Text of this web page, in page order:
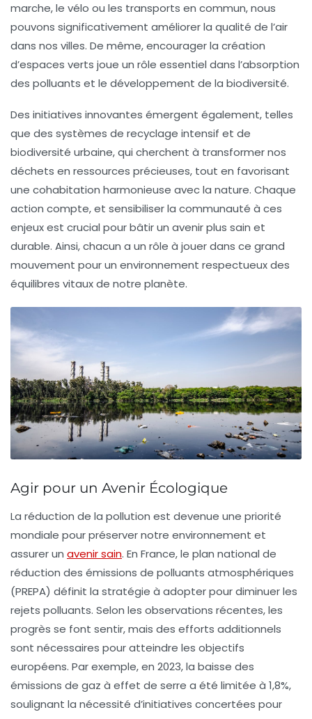
marche, le vélo ou les transports en commun, nous
pouvons significativement améliorer la qualité de l’air
dans nos villes. De même, encourager la création
d’espaces verts joue un rôle essentiel dans l’absorption
des polluants et le développement de la biodiversité.
Des initiatives innovantes émergent également, telles
que des systèmes de recyclage intensif et de
biodiversité urbaine, qui cherchent à transformer nos
déchets en ressources précieuses, tout en favorisant
une cohabitation harmonieuse avec la nature. Chaque
action compte, et sensibiliser la communauté à ces
enjeux est crucial pour bâtir un avenir plus sain et
durable. Ainsi, chacun a un rôle à jouer dans ce grand
mouvement pour un environnement respectueux des
équilibres vitaux de notre planète.
Agir pour un Avenir Écologique
La réduction de la pollution est devenue une priorité
mondiale pour préserver notre environnement et
assurer un avenir sain. En France, le plan national de
réduction des émissions de polluants atmosphériques
(PREPA) définit la stratégie à adopter pour diminuer les
rejets polluants. Selon les observations récentes, les
progrès se font sentir, mais des efforts additionnels
sont nécessaires pour atteindre les objectifs
européens. Par exemple, en 2023, la baisse des
émissions de gaz à effet de serre a été limitée à 1,8%,
soulignant la nécessité d’initiatives concertées pour